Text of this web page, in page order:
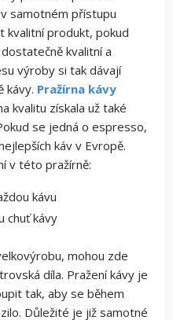
samotném přístupu
kvalitní produkt, pokud
kvalitní a
výroby si tak dávají
kávy. Pražírna kávy
kvalitu získala už také
se jedná o espresso,
káv v Evropě.
v této pražírně:
kávu
chuť kávy
mohou zde
díla. Pražení kávy je
tak, aby se během
Důležité je již samotné